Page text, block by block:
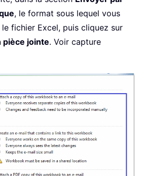
, le format sous lequel vous
fichier Excel, puis cliquez sur
pièce jointe. Voir capture